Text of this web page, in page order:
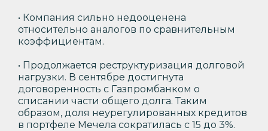
• Компания сильно недооценена
относительно аналогов по сравнительным
коэффициентам.
• Продолжается реструктуризация долговой
нагрузки. В сентябре достигнута
договоренность с Газпромбанком о
списании части общего долга. Таким
образом, доля неурегулированных кредитов
в портфеле Мечела сократилась с 15 до 3%.